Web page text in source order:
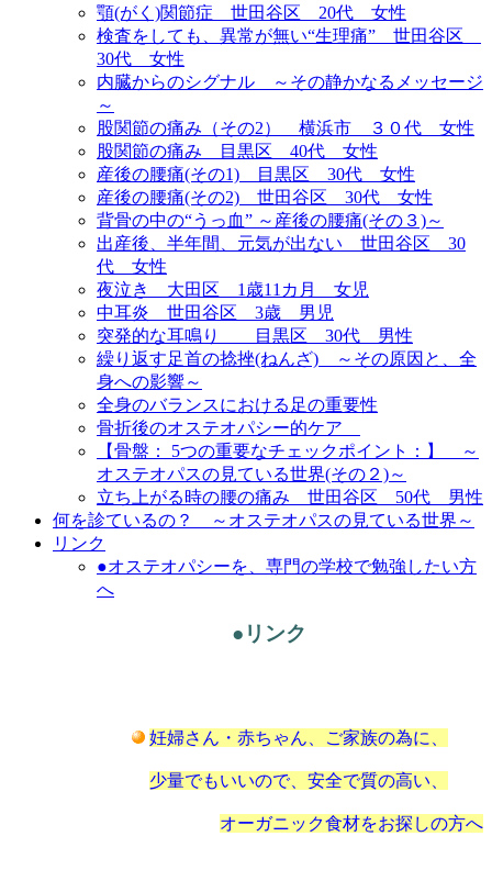
顎(がく)関節症 世田谷区 20代 女性
検査をしても、異常が無い“生理痛” 世田谷区
30代 女性
内臓からのシグナル ～その静かなるメッセージ
～
股関節の痛み（その2） 横浜市 ３０代 女性
股関節の痛み 目黒区 40代 女性
産後の腰痛(その1) 目黒区 30代 女性
産後の腰痛(その2) 世田谷区 30代 女性
背骨の中の“うっ血” ～産後の腰痛(その３)～
出産後、半年間、元気が出ない 世田谷区 30
代 女性
夜泣き 大田区 1歳11カ月 女児
中耳炎 世田谷区 3歳 男児
突発的な耳鳴り 目黒区 30代 男性
繰り返す足首の捻挫(ねんざ) ～その原因と、全
身への影響～
全身のバランスにおける足の重要性
骨折後のオステオパシー的ケア
【骨盤： 5つの重要なチェックポイント：】 ～
オステオパスの見ている世界(その２)～
立ち上がる時の腰の痛み 世田谷区 50代 男性
何を診ているの？ ～オステオパスの見ている世界～
リンク
●オステオパシーを、専門の学校で勉強したい方
へ
●リンク
妊婦さん・赤ちゃん、ご家族の為に、
少量でもいいので、安全で質の高い、
オーガニック食材をお探しの方へ